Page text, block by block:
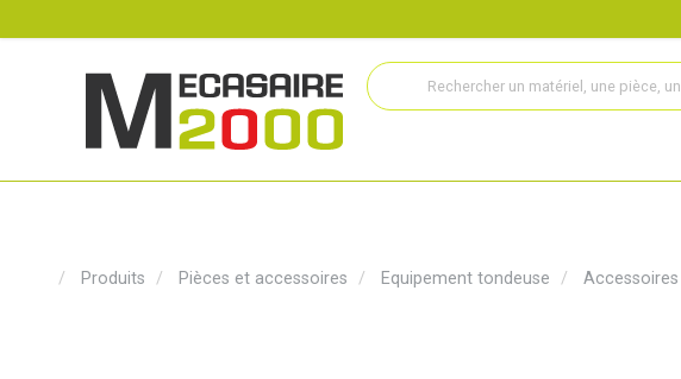
Produits Pièces et accessoires Equipement tondeuse Accessoires